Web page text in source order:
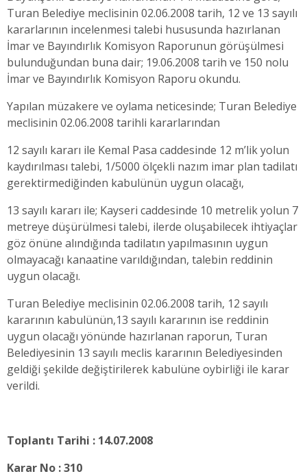
Turan Belediye meclisinin 02.06.2008 tarih, 12 ve 13 sayılı
kararlarının incelenmesi talebi hususunda hazırlanan
İmar ve Bayındırlık Komisyon Raporunun görüşülmesi
bulunduğundan buna dair; 19.06.2008 tarih ve 150 nolu
İmar ve Bayındırlık Komisyon Raporu okundu.
Yapılan müzakere ve oylama neticesinde; Turan Belediye
meclisinin 02.06.2008 tarihli kararlarından
12 sayılı kararı ile Kemal Pasa caddesinde 12 m’lik yolun
kaydırılması talebi, 1/5000 ölçekli nazım imar plan tadilatı
gerektirmediğinden kabulünün uygun olacağı,
13 sayılı kararı ile; Kayseri caddesinde 10 metrelik yolun 7
metreye düşürülmesi talebi, ilerde oluşabilecek ihtiyaçlar
göz önüne alındığında tadilatın yapılmasının uygun
olmayacağı kanaatine varıldığından, talebin reddinin
uygun olacağı.
Turan Belediye meclisinin 02.06.2008 tarih, 12 sayılı
kararının kabulünün,13 sayılı kararının ise reddinin
uygun olacağı yönünde hazırlanan raporun, Turan
Belediyesinin 13 sayılı meclis kararının Belediyesinden
geldiği şekilde değiştirilerek kabulüne oybirliği ile karar
verildi.
Toplantı Tarihi : 14.07.2008
Karar No : 310